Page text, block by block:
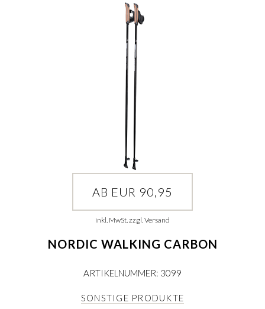
AB EUR 90,95
inkl. MwSt. zzgl. Versand
NORDIC WALKING CARBON
ARTIKELNUMMER: 3099
SONSTIGE PRODUKTE